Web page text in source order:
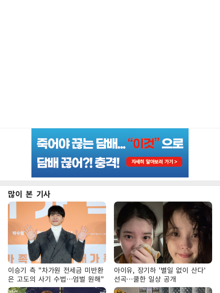
많이 본 기사
이승기 측 "차가원 전세금 미반환
은 고도의 사기 수법…엄벌 원해"
아이유, 장기하 '별일 없이 산다'
선곡…쿨한 일상 공개